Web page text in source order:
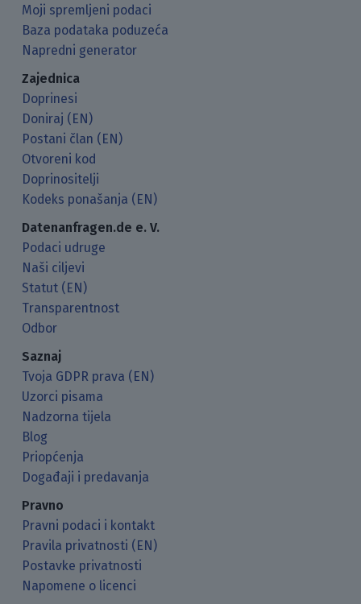
Moji spremljeni podaci
Baza podataka poduzeća
Napredni generator
Zajednica
Doprinesi
Doniraj (EN)
Postani član (EN)
Otvoreni kod
Doprinositelji
Kodeks ponašanja (EN)
Datenanfragen.de e. V.
Podaci udruge
Naši ciljevi
Statut (EN)
Transparentnost
Odbor
Saznaj
Tvoja GDPR prava (EN)
Uzorci pisama
Nadzorna tijela
Blog
Priopćenja
Događaji i predavanja
Pravno
Pravni podaci i kontakt
Pravila privatnosti (EN)
Postavke privatnosti
Napomene o licenci